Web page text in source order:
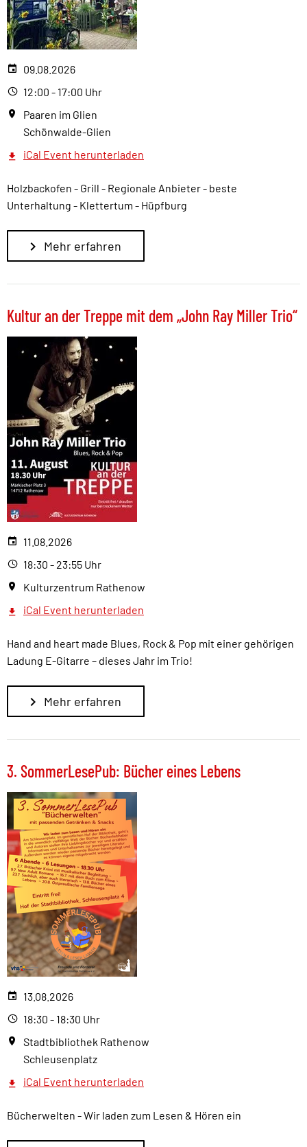
09.08.2026
12:00 - 17:00 Uhr
Paaren im Glien
Schönwalde-Glien
iCal Event herunterladen
Holzbackofen - Grill - Regionale Anbieter - beste
Unterhaltung - Klettertum - Hüpfburg
Mehr erfahren
Kultur an der Treppe mit dem „John Ray Miller Trio“
11.08.2026
18:30 - 23:55 Uhr
Kulturzentrum Rathenow
iCal Event herunterladen
Hand and heart made Blues, Rock & Pop mit einer gehörigen
Ladung E-Gitarre – dieses Jahr im Trio!
Mehr erfahren
3. SommerLesePub: Bücher eines Lebens
13.08.2026
18:30 - 18:30 Uhr
Stadtbibliothek Rathenow
Schleusenplatz
iCal Event herunterladen
Bücherwelten - Wir laden zum Lesen & Hören ein